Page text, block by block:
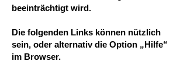
beeinträchtigt wird.
Die folgenden Links können nützlich
sein, oder alternativ die Option „Hilfe“
im Browser.